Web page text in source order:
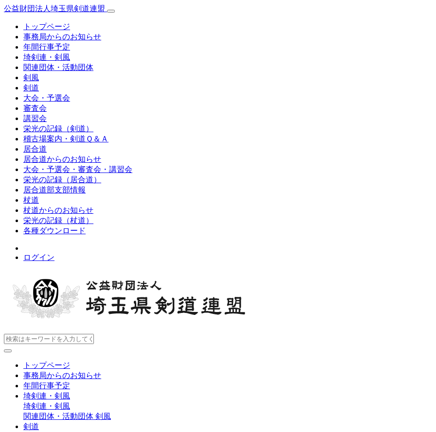
公益財団法人埼玉県剣道連盟
トップページ
事務局からのお知らせ
年間行事予定
埼剣連・剣風
関連団体・活動団体
剣風
剣道
大会・予選会
審査会
講習会
栄光の記録（剣道）
稽古場案内・剣道Ｑ＆Ａ
居合道
居合道からのお知らせ
大会・予選会・審査会・講習会
栄光の記録（居合道）
居合道部支部情報
杖道
杖道からのお知らせ
栄光の記録（杖道）
各種ダウンロード
ログイン
トップページ
事務局からのお知らせ
年間行事予定
埼剣連・剣風
埼剣連・剣風
関連団体・活動団体 剣風
剣道